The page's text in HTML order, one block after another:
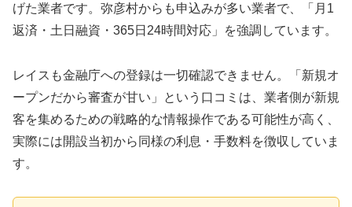
げた業者です。弥彦村からも申込みが多い業者で、「月1
返済・土日融資・365日24時間対応」を強調しています。
レイスも金融庁への登録は一切確認できません。「新規オ
ープンだから審査が甘い」という口コミは、業者側が新規
客を集めるための戦略的な情報操作である可能性が高く、
実際には開設当初から同様の利息・手数料を徴収していま
す。